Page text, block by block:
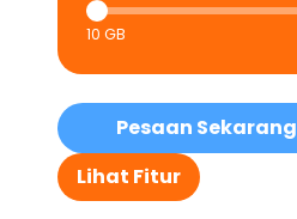
10 GB
Pesaan Sekarang
Lihat Fitur